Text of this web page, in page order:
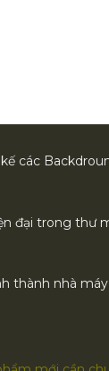
các
đại trong thư
thành nhà